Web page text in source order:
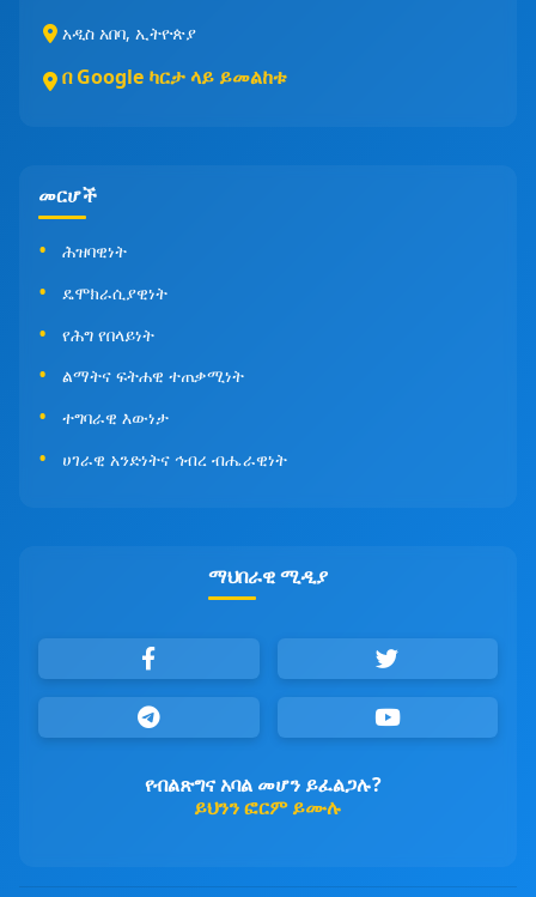
አዲስ አበባ, ኢትዮጵያ
በ Google ካርታ ላይ ይመልከቱ
መርሆች
ሕዝባዊነት
ዴሞክራሲያዊነት
የሕግ የበላይነት
ልማትና ፍትሐዊ ተጠቃሚነት
ተግባራዊ እውነታ
ሀገራዊ አንድነትና ኅብረ ብሔራዊነት
ማህበራዊ ሚዲያ
የብልጽግና አባል መሆን ይፈልጋሉ?
ይህንን ፎርም ይሙሉ